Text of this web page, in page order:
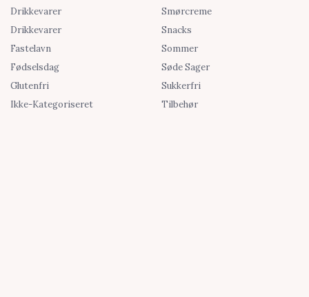
Drikkevarer
Drikkevarer
Fastelavn
Fødselsdag
Glutenfri
Ikke-Kategoriseret
Smørcreme
Snacks
Sommer
Søde Sager
Sukkerfri
Tilbehør